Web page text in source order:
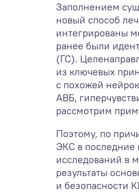
Заполнением
новый способ
интегрированы
ранее были
(ГС).
из ключевых
с похожей
АВБ,
рассмотрим
Поэтому, по
ЭКС в последние
исследований в
результаты
и безопасности